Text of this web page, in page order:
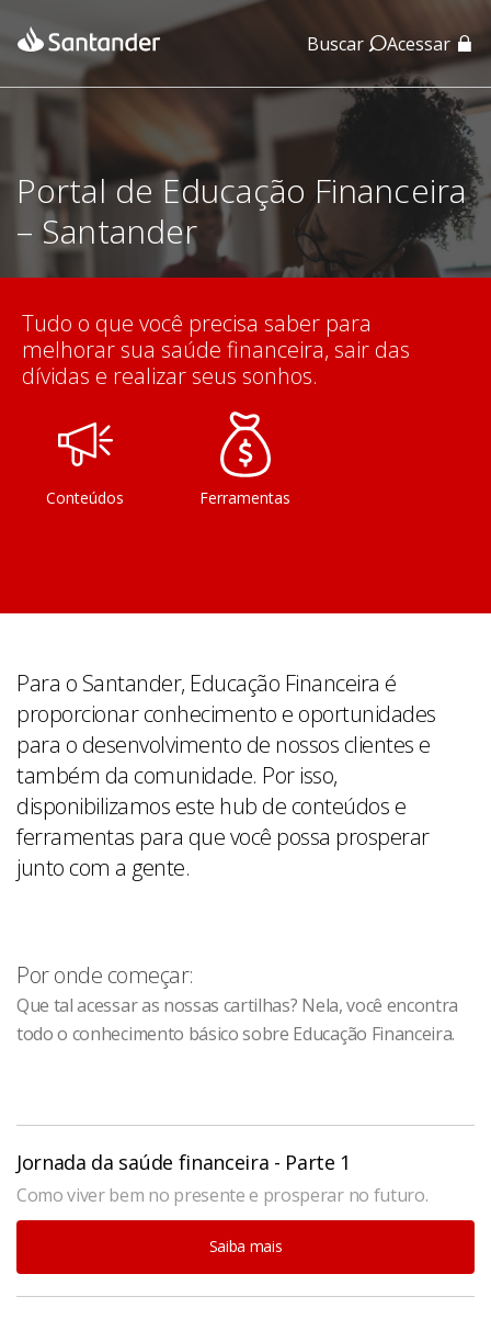
App Santander
App Santander Empresas
Buscar Acessar
Portal de Educação Financeira
– Santander
Tudo o que você precisa saber para
melhorar sua saúde financeira, sair das
dívidas e realizar seus sonhos.
Conteúdos Ferramentas
Para o Santander, Educação Financeira é
proporcionar conhecimento e oportunidades
para o desenvolvimento de nossos clientes e
também da comunidade. Por isso,
disponibilizamos este hub de conteúdos e
ferramentas para que você possa prosperar
junto com a gente.
Por onde começar:
Que tal acessar as nossas cartilhas? Nela, você encontra
todo o conhecimento básico sobre Educação Financeira.
Jornada da saúde financeira - Parte 1
Como viver bem no presente e prosperar no futuro.
Saiba mais